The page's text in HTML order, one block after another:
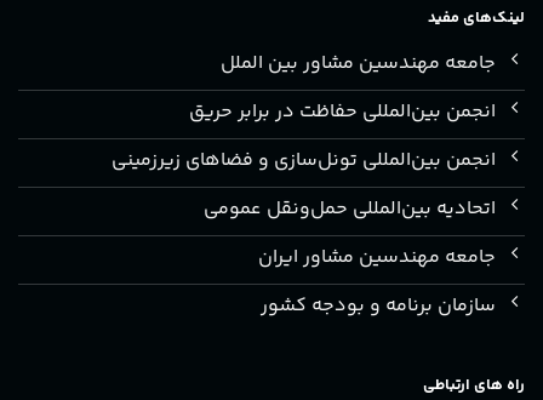
لینک‌های مفید
جامعه مهندسین مشاور بین الملل
انجمن بین‌المللی حفاظت در برابر حریق
انجمن بین‌المللی تونل‌سازی و فضاهای زیرزمینی
اتحادیه بین‌المللی حمل‌ونقل عمومی
جامعه مهندسین مشاور ایران
سازمان برنامه و بودجه کشور
راه های ارتباطی